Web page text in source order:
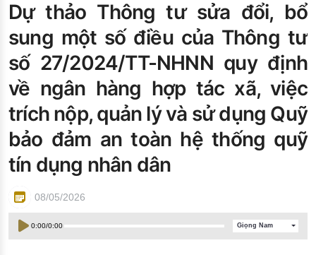
Đào tạo ISO
Dự thảo Thông tư sửa đổi, bổ
sung một số điều của Thông tư
số 27/2024/TT-NHNN quy định
về ngân hàng hợp tác xã, việc
trích nộp, quản lý và sử dụng Quỹ
bảo đảm an toàn hệ thống quỹ
tín dụng nhân dân
08/05/2026
0:00/0:00 Giọng Nam